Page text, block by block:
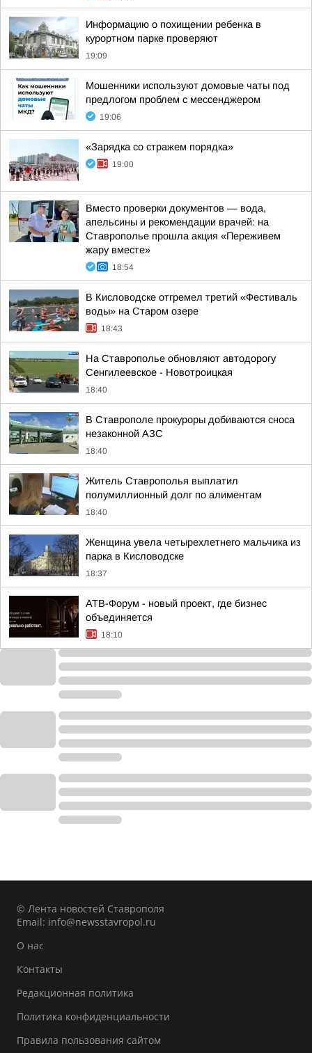
Информацию о похищении ребенка в
курортном парке проверяют
19:09
Мошенники используют домовые чаты под
предлогом проблем с мессенджером
19:06
«Зарядка со стражем порядка»
19:00
Вместо проверки документов — вода,
апельсины и рекомендации врачей: на
Ставрополье прошла акция «Переживем
жару вместе»
18:54
В Кисловодске отгремел третий «Фестиваль
воды» на Старом озере
18:43
На Ставрополье обновляют автодорогу
Сенгилеевское - Новотроицкая
18:40
В Ставрополе прокуроры добиваются сноса
незаконной АЗС
18:40
Житель Ставрополья выплатил
полумиллионный долг по алиментам
18:40
Женщина увела четырехлетнего мальчика из
парка в Кисловодске
18:37
АТВ-Форум - новый проект, где бизнес
объединяется
18:10
© Лента новостей Ставрополя
Email: info@newsstavropol.ru
О нас
Контакты
Редакционная политика
Политика конфиденциальности
Правила пользования сайтом